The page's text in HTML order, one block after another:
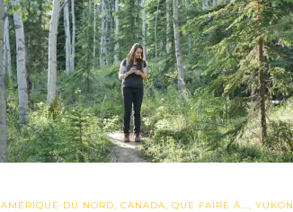
AMÉRIQUE DU NORD,CANADA,QUE FAIRE À...,YUKON